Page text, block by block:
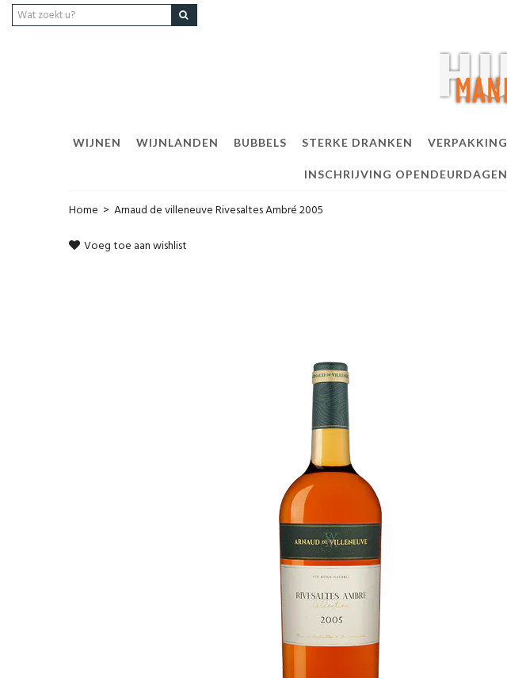
WIJNEN WIJNLANDEN BUBBELS STERKE DRANKEN VERPAKKING
INSCHRIJVING OPENDEURDAGEN
Home > Arnaud de villeneuve Rivesaltes Ambré 2005
Voeg toe aan wishlist